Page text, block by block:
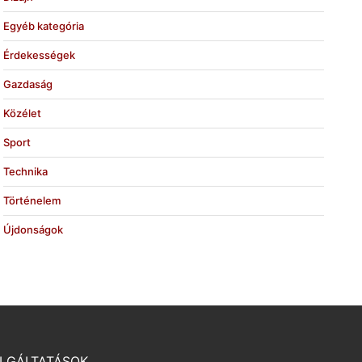
Egyéb kategória
Érdekességek
Gazdaság
Közélet
Sport
Technika
Történelem
Újdonságok